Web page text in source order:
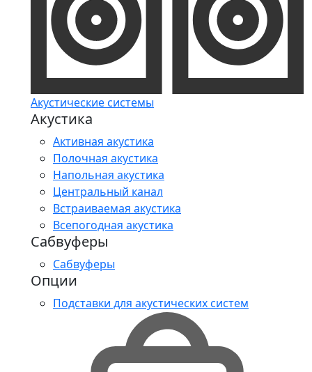
Акустические системы
Акустика
Активная акустика
Полочная акустика
Напольная акустика
Центральный канал
Встраиваемая акустика
Всепогодная акустика
Сабвуферы
Сабвуферы
Опции
Подставки для акустических систем